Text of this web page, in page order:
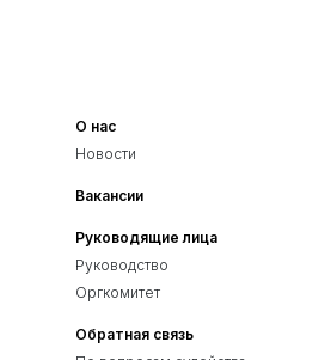
О нас
Новости
Вакансии
Руководящие лица
Руководство
Оргкомитет
Обратная связь